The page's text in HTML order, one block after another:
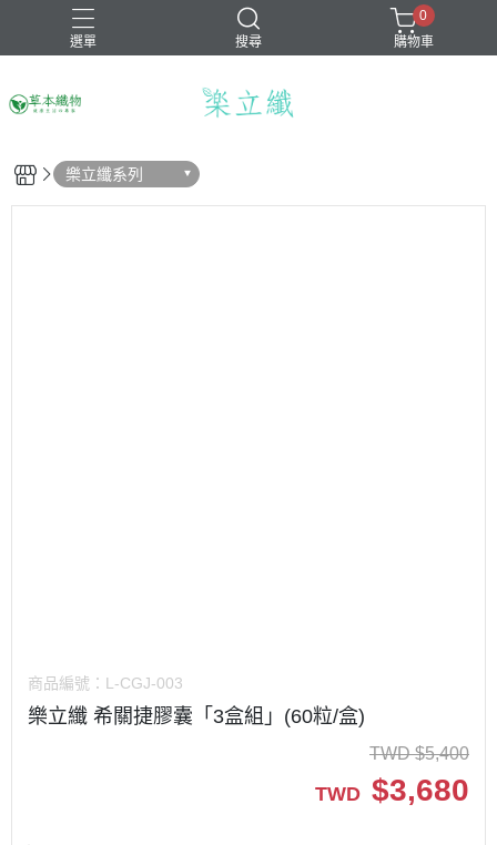
選單 搜尋
0
購物車
樂立纖系列
商品編號： L-CGJ-003
樂立纖 希關捷膠囊「3盒組」(60粒/盒)
TWD $5,400
TWD $3,680